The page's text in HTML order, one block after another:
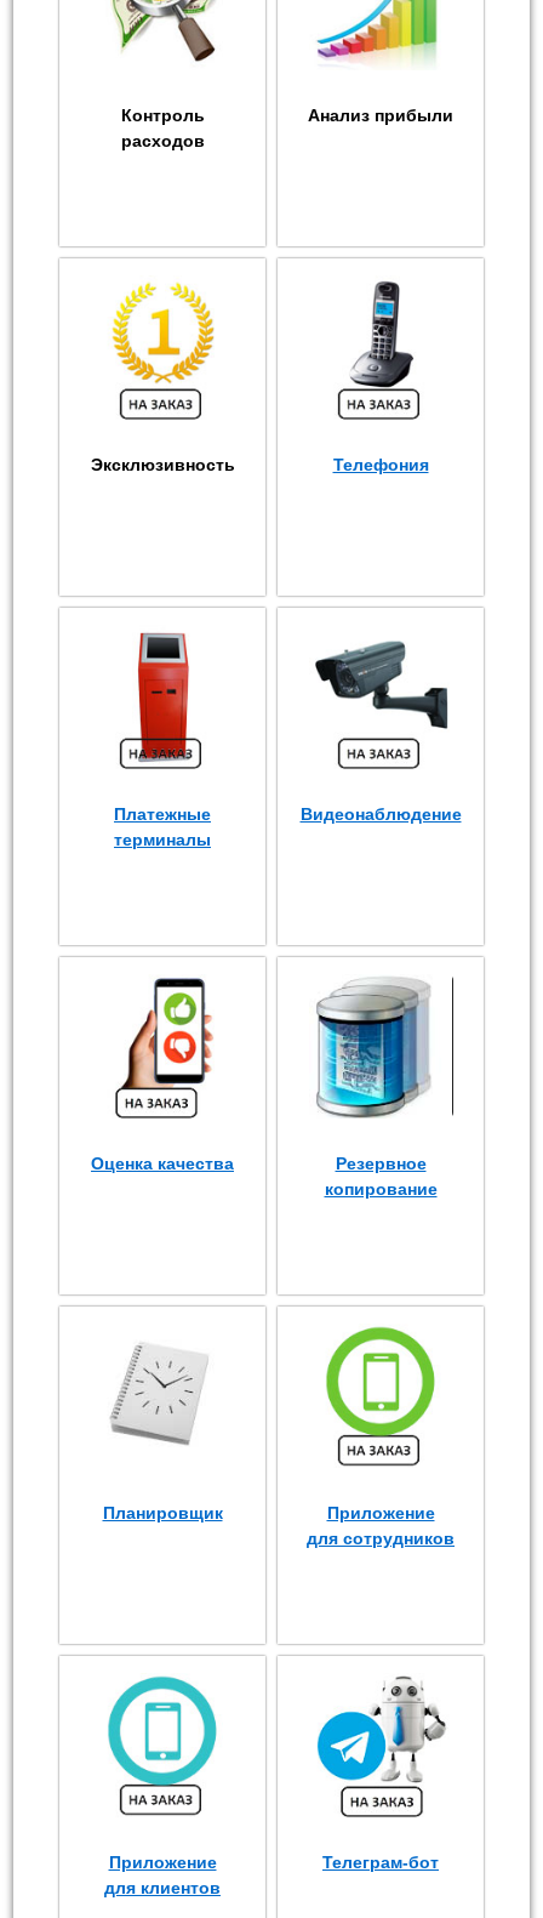
Контроль
расходов
Анализ прибыли
Эксклюзивность Телефония
Платежные
терминалы
Видеонаблюдение
Оценка качества
Резервное
копирование
Планировщик
Приложение
для сотрудников
Приложение
для клиентов
Телеграм-бот